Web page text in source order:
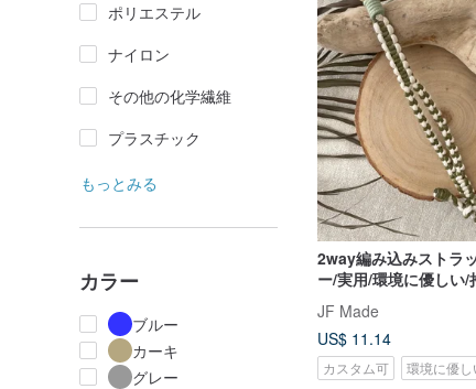
ポリエステル
ナイロン
その他の化学繊維
プラスチック
もっとみる
カラー
ブルー
カーキ
グレー
2way編み込みストラ
ー/実用/環境に優しい/
JF Made
US$ 11.14
カスタム可 環境に優し